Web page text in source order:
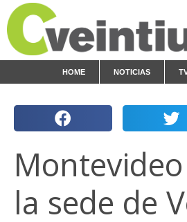
HOME NOTICIAS
la sede de